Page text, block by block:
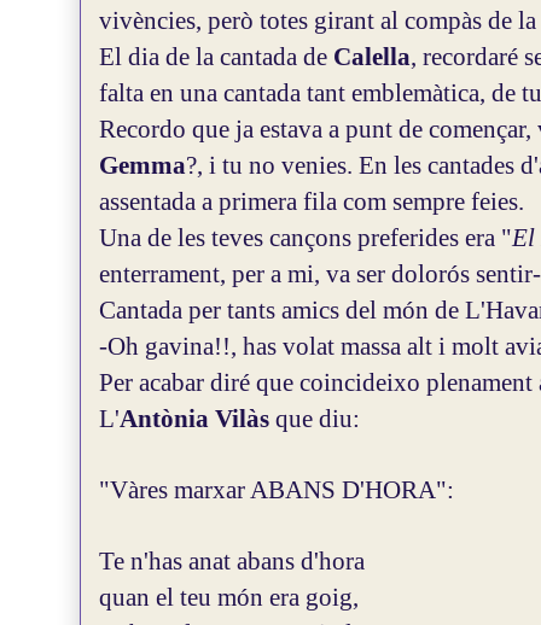
vivències, però totes girant al compàs de la
El dia de la cantada de Calella, recordaré
falta en una cantada tant emblemàtica, de
Recordo que ja estava a punt de
Gemma?, i tu no venies. En les cantades
assentada a primera fila com sempre feies.
Una de les teves cançons preferides era "El
enterrament, per a mi, va ser dolorós
Cantada per tants amics del món de
-Oh gavina!!, has volat massa alt i molt
Per acabar diré que coincideixo plenament
L'Antònia Vilàs que diu:
"Vàres marxar ABANS D'HORA":
Te n'has anat abans d'hora
quan el teu món era goig,